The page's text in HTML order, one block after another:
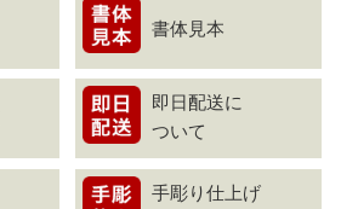
書体見本
即日配送に
ついて
手彫り仕上げ